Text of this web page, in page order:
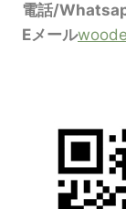
電話/
Eメール